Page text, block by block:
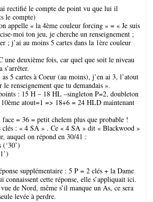
rectifié le compte de point vu que lui il
le compte)
appelle « la 4ème couleur forcing » = « Je suis
moi ton jeu, je cherche un renseignement ;
; j’ai au moins 5 cartes dans la 1ère couleur
une deuxième fois, car quel que soit le niveau
s’arrêter.
5 cartes à Coeur (au moins), j’en ai 3, l’atout
renseignement que tu demandais ».
: 15 H – 18 HL –singleton P=2, doubleton
atout=1 => 18+6 = 24 HLD maintenant
= 36 = petit chelem plus que probable !
clés : « 4 SA » . Ce « 4 SA » dit « Blackwood »
auquel on répond en 30/41 :
supplémentaire : 5 P = 2 clés + la Dame
connaissent cette réponse, elle s’appliquait ici.
de Nord, même s’il manque un As, ce sera
levée à perdre.